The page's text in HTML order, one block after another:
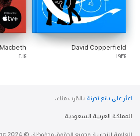
David Copperfield
١٩٣٤
Macbeth
٢٠١٤
اعثر على بائع تجزئة بالقرب منك.
المملكة العربية السعودية